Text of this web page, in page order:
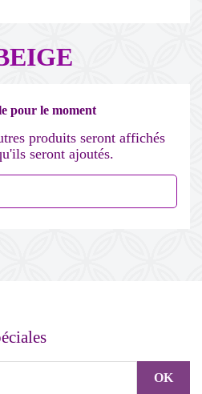
pour le moment
produits seront affichés
seront ajoutés.